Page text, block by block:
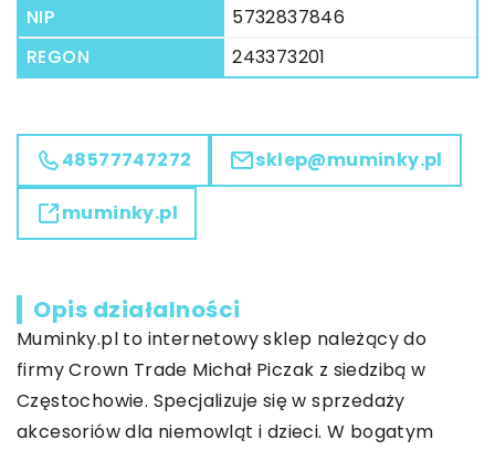
NIP
5732837846
REGON
243373201
48577747272 sklep@muminky.pl
muminky.pl
Opis działalności
Muminky.pl to internetowy sklep należący do
firmy Crown Trade Michał Piczak z siedzibą w
Częstochowie. Specjalizuje się w sprzedaży
akcesoriów dla niemowląt i dzieci. W bogatym